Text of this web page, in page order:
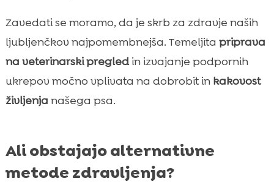
Zavedati se moramo, da je skrb za zdravje naših
ljubljenčkov najpomembnejša. Temeljita priprava
na veterinarski pregledin izvajanje podpornih
ukrepov močno vplivata na dobrobit in kakovost
življenja našega psa.
Ali obstajajo alternativne
metode zdravljenja?